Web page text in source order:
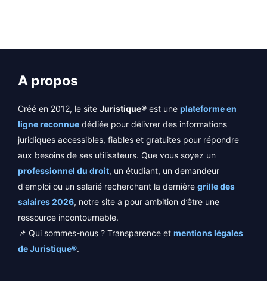
A propos
Créé en 2012, le site Juristique® est une plateforme en
ligne reconnue dédiée pour délivrer des informations
juridiques accessibles, fiables et gratuites pour répondre
aux besoins de ses utilisateurs. Que vous soyez un
professionnel du droit, un étudiant, un demandeur
d'emploi ou un salarié recherchant la dernière grille des
salaires 2026, notre site a pour ambition d’être une
ressource incontournable.
📌 Qui sommes-nous ? Transparence et mentions légales
de Juristique®.